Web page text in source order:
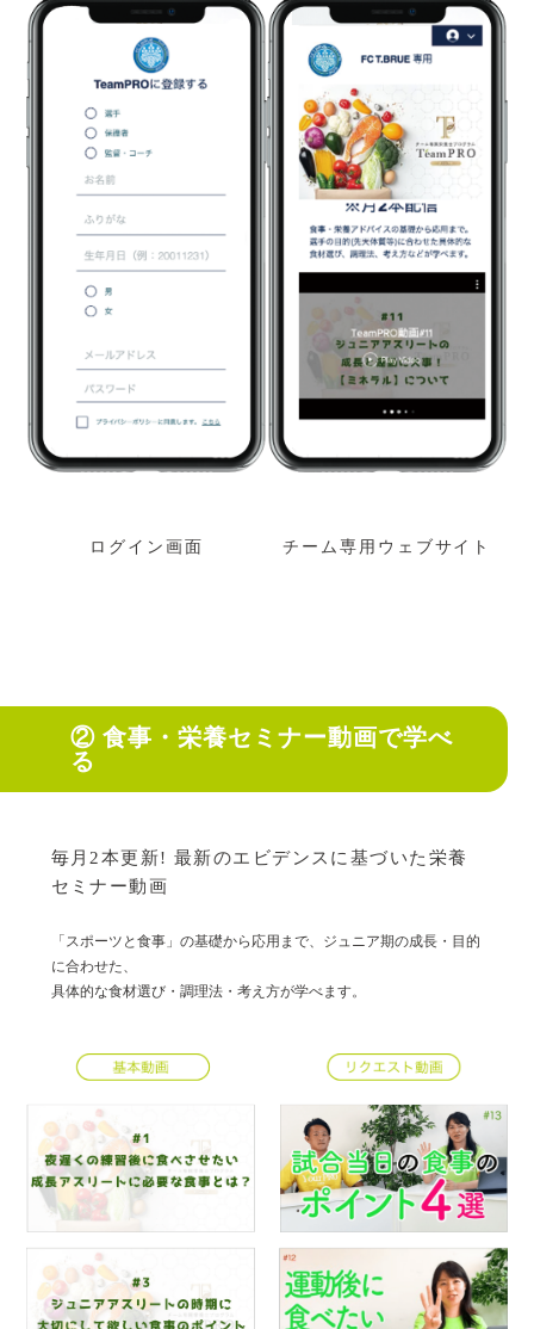
ログイン画面 チーム専用ウェブサイト
② 食事・栄養セミナー動画で学べ
る
毎月2本更新! 最新のエビデンスに基づいた栄養
セミナー動画
「スポーツと食事」の基礎から応用まで、ジュニア期の成長・目的
に合わせた、
具体的な食材選び・調理法・考え方が学べます。